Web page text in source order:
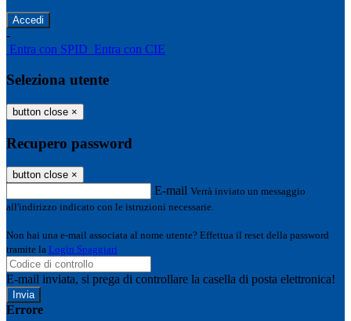
-
Entra con SPID Entra con CIE
Seleziona utente
button close ×
Recupero password
button close ×
E-mail Verrà inviato un messaggio
all'indirizzo indicato con le istruzioni necessarie.
Non hai una e-mail associata al nome utente? Effettua il reset della password
tramite la Login Spaggiari
E-mail inviata, si prega di controllare la casella di posta elettronica!
Errore